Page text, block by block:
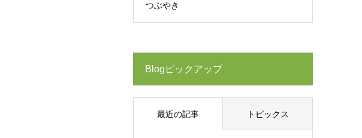
つぶやき
Blogピックアップ
最近の記事 トピックス